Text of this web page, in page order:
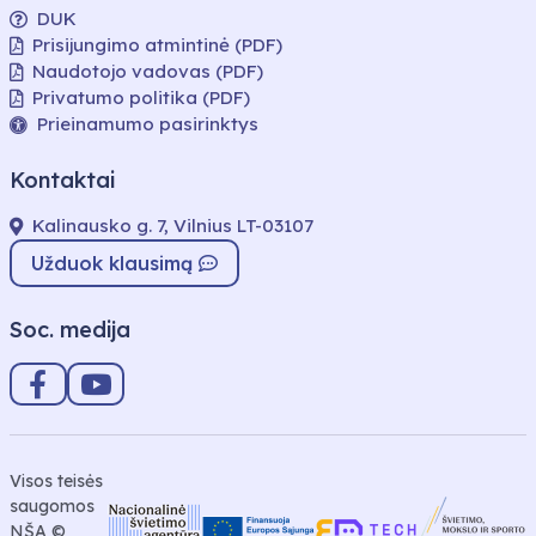
DUK
Prisijungimo atmintinė (PDF)
Naudotojo vadovas (PDF)
Privatumo politika (PDF)
Prieinamumo pasirinktys
Kontaktai
Kalinausko g. 7, Vilnius LT-03107
Užduok klausimą
Soc. medija
Visos teisės
saugomos
NŠA ©